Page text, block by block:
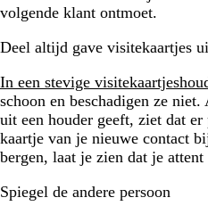
volgende klant ontmoet.
Deel altijd gave visitekaartjes
In een stevige
schoon en beschadigen ze
uit een houder geeft, ziet dat
kaartje van je nieuwe contact
bergen, laat je zien dat je
Spiegel de andere persoon